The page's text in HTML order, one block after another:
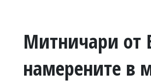
ВОЙНАТА
УКРАЙНА
Митничари от
намерените в